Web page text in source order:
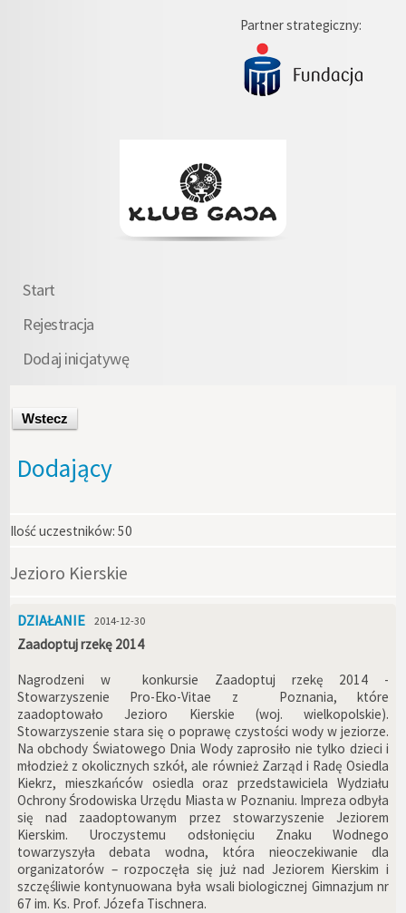
Partner strategiczny:
Start
Rejestracja
Dodaj inicjatywę
Wstecz
Dodający
Ilość uczestników:50
Jezioro Kierskie
DZIAŁANIE 2014-12-30
Zaadoptuj rzekę 2014
Nagrodzeni w konkursie Zaadoptuj rzekę 2014 -
Stowarzyszenie Pro-Eko-Vitae z Poznania, które
zaadoptowało Jezioro Kierskie (woj. wielkopolskie).
Stowarzyszenie stara się o poprawę czystości wody w jeziorze.
Na obchody Światowego Dnia Wody zaprosiło nie tylko dzieci i
młodzież z okolicznych szkół, ale również Zarząd i Radę Osiedla
Kiekrz, mieszkańców osiedla oraz przedstawiciela Wydziału
Ochrony Środowiska Urzędu Miasta w Poznaniu. Impreza odbyła
się nad zaadoptowanym przez stowarzyszenie Jeziorem
Kierskim. Uroczystemu odsłonięciu Znaku Wodnego
towarzyszyła debata wodna, która nieoczekiwanie dla
organizatorów – rozpoczęła się już nad Jeziorem Kierskim i
szczęśliwie kontynuowana była wsali biologicznej Gimnazjum nr
67 im. Ks. Prof. Józefa Tischnera.